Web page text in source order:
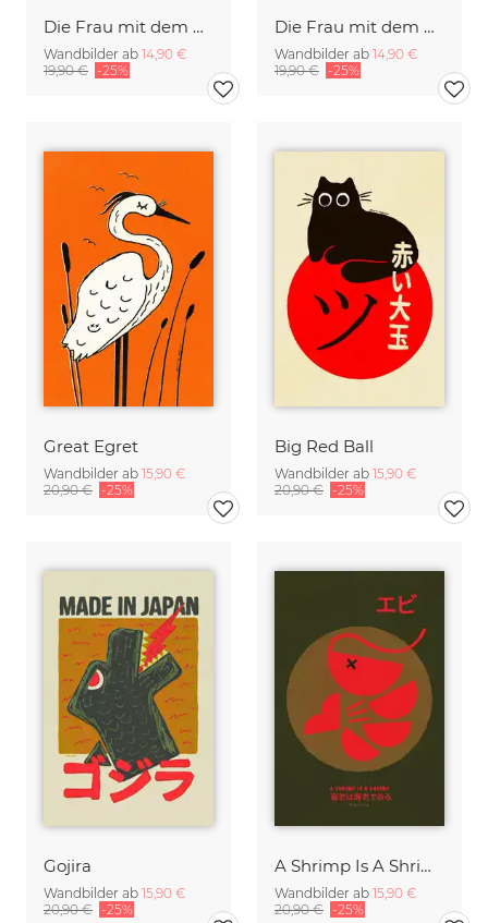
Die Frau mit dem Orangen Kleid
Wandbilder ab 14,90 €
19,90 € -25%
Die Frau mit dem Wirbelmuster II
Wandbilder ab 14,90 €
19,90 € -25%
Great Egret
Wandbilder ab 15,90 €
20,90 € -25%
Big Red Ball
Wandbilder ab 15,90 €
20,90 € -25%
Gojira
Wandbilder ab 15,90 €
20,90 € -25%
A Shrimp Is A Shrimp
Wandbilder ab 15,90 €
20,90 € -25%